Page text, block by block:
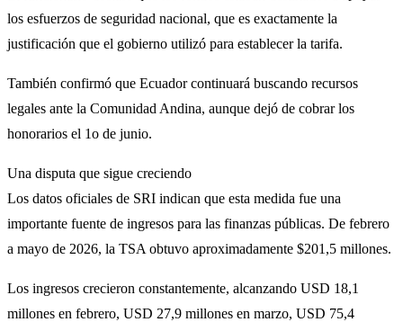
los esfuerzos de seguridad nacional, que es exactamente la
justificación que el gobierno utilizó para establecer la tarifa.
También confirmó que Ecuador continuará buscando recursos
legales ante la Comunidad Andina, aunque dejó de cobrar los
honorarios el 1o de junio.
Una disputa que sigue creciendo
Los datos oficiales de SRI indican que esta medida fue una
importante fuente de ingresos para las finanzas públicas. De febrero
a mayo de 2026, la TSA obtuvo aproximadamente $201,5 millones.
Los ingresos crecieron constantemente, alcanzando USD 18,1
millones en febrero, USD 27,9 millones en marzo, USD 75,4